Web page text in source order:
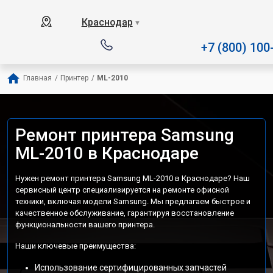
Краснодар ▼
+7 (800)
Главная / Принтер / ML-2010
Ремонт принтера Samsung
ML-2010 в Краснодаре
Нужен ремонт принтера Samsung ML-2010 в Краснодаре? Наш
сервисный центр специализируется на ремонте офисной
техники, включая модели Samsung. Мы предлагаем быстрое и
качественное обслуживание, гарантируя восстановление
функциональности вашего принтера.
Наши ключевые преимущества:
Использование сертифицированных запчастей